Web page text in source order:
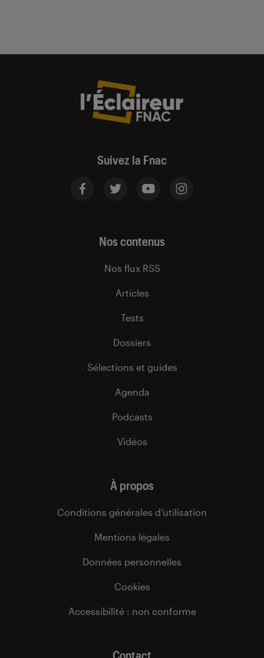
Suivez la Fnac
Nos contenus
Nos flux RSS
Articles
Tests
Dossiers
Sélections et guides
Agenda
Podcasts
Vidéos
À propos
Conditions générales d’utilisation
Mentions légales
Données personnelles
Cookies
Accessibilité : non conforme
Contact